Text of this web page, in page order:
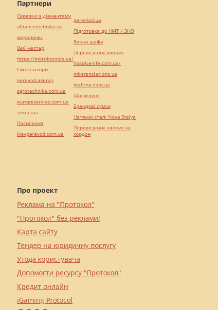
Про проект
Реклама на "Протокол"
"Протокол" без реклами!
Карта сайту
Тендер на юридичну послугу
Угода користувача
Допомогти ресурсу "Протокол"
Кредит онлайн
iGaming Protocol
Партнери
Сережки з діамантами
alliancetechnika.ua
миралинкс
Веб мастер
https://motokosmos.ua/
Синтезатори
perevod.agency
agrotechnika.com.ua
europeservice.com.ua
текст юа
Посилання
kievperevod.com.ua
pereklad.ua
Підготовка до НМТ / ЗНО
Винна шафа
Перевезення хворих
hospice-life.com.ua/
mk-translations.ua
maltina.com.ua
Шафи купе
Брендові сумки
Натяжні стелі Nova Stelya
Перевезення хворих за
кордон